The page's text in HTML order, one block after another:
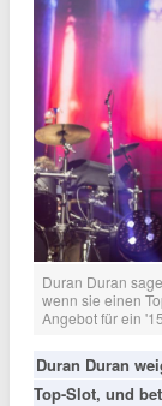
Duran Duran
wenn sie einen
Angebot für ein
Duran Duran
Top-Slot, und